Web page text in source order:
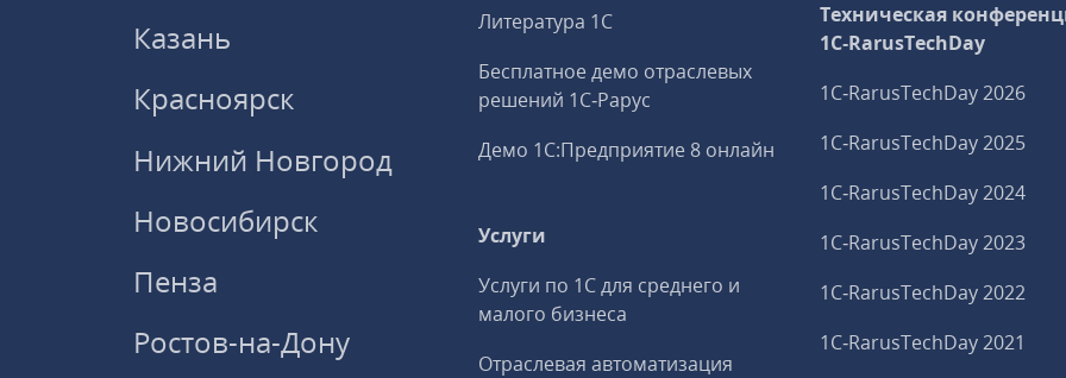
Казань
Красноярск
Нижний Новгород
Новосибирск
Пенза
Ростов-на-Дону
Литература 1С
Бесплатное демо отраслевых
решений 1С‑Рарус
Демо 1С:Предприятие 8 онлайн
Услуги
Услуги по 1С для среднего и
малого бизнеса
Отраслевая автоматизация
Техническая
1C‑RarusTechDay
1C‑RarusTechDay 2026
1C‑RarusTechDay 2025
1C‑RarusTechDay 2024
1C‑RarusTechDay 2023
1C‑RarusTechDay 2022
1C‑RarusTechDay 2021